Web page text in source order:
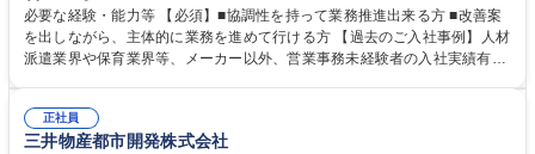
善をお任せ。 【教育制度】ご入社後、育成担当とペアになりながらOJTに
て業務を覚えていただくことが可能です。業務システムがきちんと構築さ
れているため、スムーズに仕事に慣れることができる環境です。また、
募集職種 【大阪・京都・滋賀】営業事務 ※未経験可
必要な経験・能力等 【必須】■協調性を持って業務推進出来る方 ■改善案
を出しながら、主体的に業務を進めて行ける方 【過去のご入社事例】人材
派遣業界や保育業界等、メーカー以外、営業事務未経験者の入社実績有
えて、お客様や社員の状況に合わせ、能動的なサポート、改善の動きも期
待され。組織を支えるスペシャリストとして、チームに貢献し、結果的に
正社員
三井物産都市開発株式会社